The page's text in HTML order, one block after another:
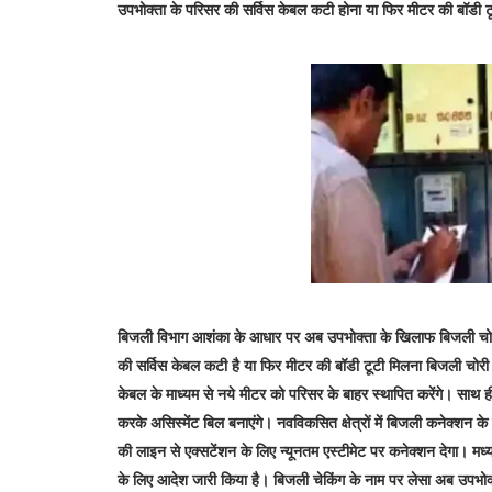
उपभोक्ता के परिसर की सर्विस केबल कटी होना या फिर मीटर की बॉडी
बिजली विभाग आशंका के आधार पर अब उपभोक्ता के खिलाफ बिजली
की सर्विस केबल कटी है या फिर मीटर की बॉडी टूटी मिलना बिजली
केबल के माध्यम से नये मीटर को परिसर के बाहर स्थापित करेंगे। साथ
करके असिस्मेंट बिल बनाएंगे। नवविकसित क्षेत्रों में बिजली कनेक्शन
की लाइन से एक्सटेंशन के लिए न्यूनतम एस्टीमेट पर कनेक्शन देगा।
के लिए आदेश जारी किया है। बिजली चेकिंग के नाम पर लेसा अब